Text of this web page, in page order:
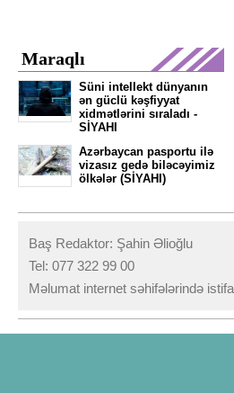
Maraqlı
Süni intellekt dünyanın
ən güclü kəşfiyyat
xidmətlərini sıraladı -
SİYAHI
Azərbaycan pasportu ilə
vizasız gedə biləcəyimiz
ölkələr (SİYAHI)
Baş Redaktor: Şahin Əlioğlu
Tel: 077 322 99 00
Məlumat internet səhifələrində